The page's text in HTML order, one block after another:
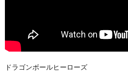
ドラゴンボールヒーローズ